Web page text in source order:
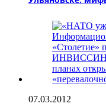
07.03.2012